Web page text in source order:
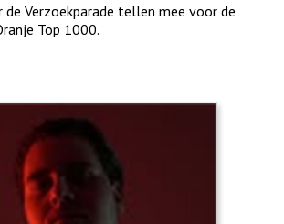
Verzoekparade tellen mee voor de
Top 1000.